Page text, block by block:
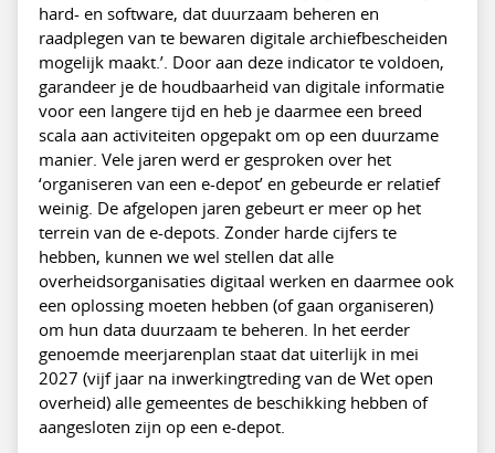
hard- en software, dat duurzaam beheren en
raadplegen van te bewaren digitale archiefbescheiden
mogelijk maakt.’. Door aan deze indicator te voldoen,
garandeer je de houdbaarheid van digitale informatie
voor een langere tijd en heb je daarmee een breed
scala aan activiteiten opgepakt om op een duurzame
manier. Vele jaren werd er gesproken over het
‘organiseren van een e-depot’ en gebeurde er relatief
weinig. De afgelopen jaren gebeurt er meer op het
terrein van de e-depots. Zonder harde cijfers te
hebben, kunnen we wel stellen dat alle
overheidsorganisaties digitaal werken en daarmee ook
een oplossing moeten hebben (of gaan organiseren)
om hun data duurzaam te beheren. In het eerder
genoemde meerjarenplan staat dat uiterlijk in mei
2027 (vijf jaar na inwerkingtreding van de Wet open
overheid) alle gemeentes de beschikking hebben of
aangesloten zijn op een e-depot.